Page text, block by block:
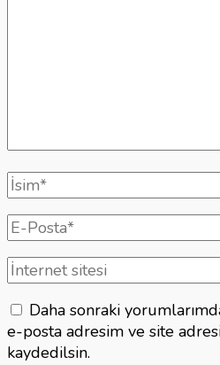
Tam
isim
E-
posta
İnternet
sitesi
Daha sonraki
e-posta adresim ve site
kaydedilsin.